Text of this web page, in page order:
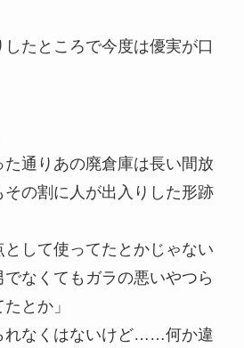
たところで今度は優実が口
た通りあの廃倉庫は長い間放
の割に人が出入りした形跡
して使ってたとかじゃない
なくてもガラの悪いやつら
とか」
れなくはないけど……何か違